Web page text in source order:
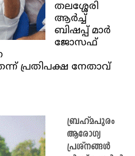
തലശ്ശേരി
ആർച്ച്
ബിഷപ്പ് മാർ
ജോസഫ്
പ്രതിപക്ഷ നേതാവ്
ബ്രഹ്‌മപുരം
ആരോഗ്യ
പ്രശ്‌നങ്ങള്‍